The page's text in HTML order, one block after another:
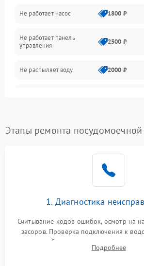
Вода
Гигиена
Программное обеспечение
Не работает насос 1800 ₽
Не работает панель
управления
2500 ₽
Не распыляет воду 2000 ₽
воды
1800 ₽
Проблемы с
Этапы ремонта
1. Диагностика
Считывание кодов ошибок, осмотр на
засоров. Проверка подключения к
жалоб на отсутствие слива,
разбрызгивателей или срабатывание
Подробнее